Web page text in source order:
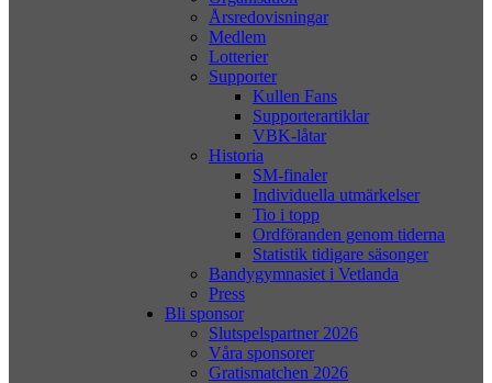
Årsredovisningar
Medlem
Lotterier
Supporter
Kullen Fans
Supporterartiklar
VBK-låtar
Historia
SM-finaler
Individuella utmärkelser
Tio i topp
Ordföranden genom tiderna
Statistik tidigare säsonger
Bandygymnasiet i Vetlanda
Press
Bli sponsor
Slutspelspartner 2026
Våra sponsorer
Gratismatchen 2026